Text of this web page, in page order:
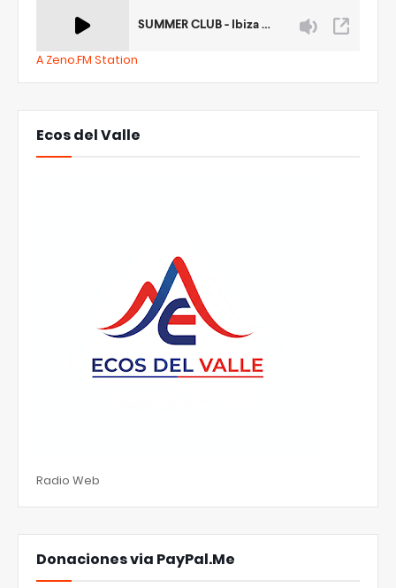
A Zeno.FM Station
Ecos del Valle
Radio Web
Donaciones via PayPal.Me